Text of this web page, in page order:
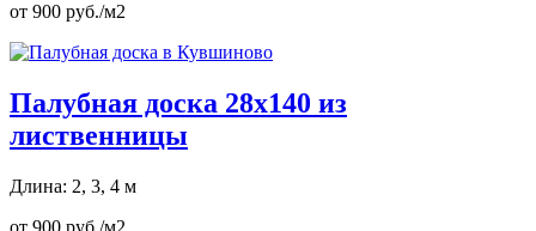
от 900 руб./м2
Палубная доска 28х140 из
лиственницы
Длина: 2, 3, 4 м
от 900 руб./м2